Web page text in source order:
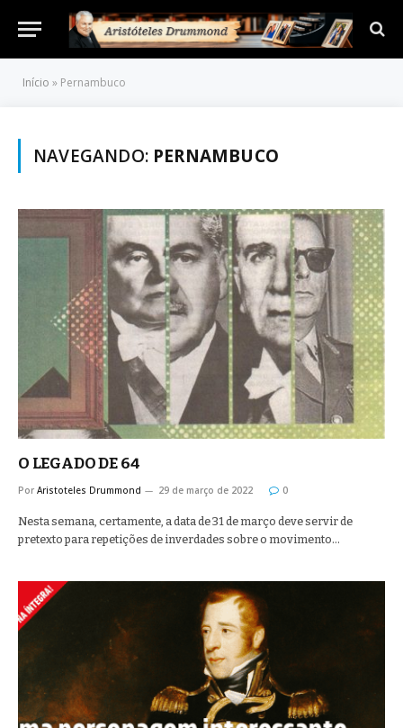
Início » Pernambuco
NAVEGANDO: PERNAMBUCO
O LEGADO DE 64
Por Aristoteles Drummond 29 de março de 2022 0
Nesta semana, certamente, a data de 31 de março deve servir de
pretexto para repetições de inverdades sobre o movimento…